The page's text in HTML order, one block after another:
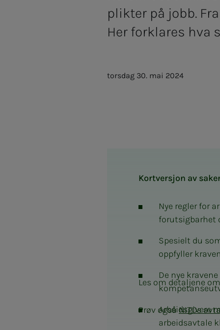
plikter på jobb.
Her forklares hva
torsdag 30. mai 2024
Kortversjon av
Nye regler for
forutsigbarhet
Spesielt du
oppfyller
De nye
Arbeidsgivere
arbeidsavtale
Les om detaljene
Prøv ogsåNITOs